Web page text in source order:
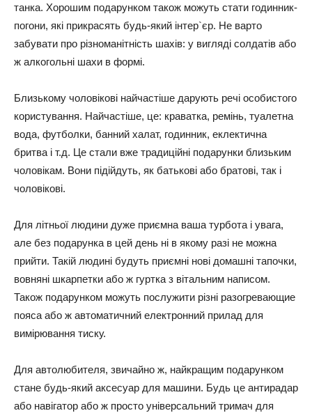
танка. Хорошим подарунком також можуть стати годинник-
погони, які прикрасять будь-який інтер`єр. Не варто
забувати про різноманітність шахів: у вигляді солдатів або
ж алкогольні шахи в формі.
Близькому чоловікові найчастіше дарують речі особистого
користування. Найчастіше, це: краватка, ремінь, туалетна
вода, футболки, банний халат, годинник, еклектична
бритва і т.д. Це стали вже традиційні подарунки близьким
чоловікам. Вони підійдуть, як батькові або братові, так і
чоловікові.
Для літньої людини дуже приємна ваша турбота і увага,
але без подарунка в цей день ні в якому разі не можна
прийти. Такій людині будуть приємні нові домашні тапочки,
вовняні шкарпетки або ж гуртка з вітальним написом.
Також подарунком можуть послужити різні разогревающие
пояса або ж автоматичний електронний прилад для
вимірювання тиску.
Для автолюбителя, звичайно ж, найкращим подарунком
стане будь-який аксесуар для машини. Будь це антирадар
або навігатор або ж просто універсальний тримач для